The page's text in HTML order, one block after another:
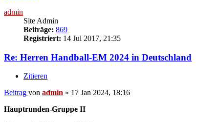
admin
Site Admin
Beiträge: 869
Registriert: 14 Jul 2017, 21:35
Re: Herren Handball-EM 2024 in Deutschland
Zitieren
Beitrag von admin » 17 Jan 2024, 18:16
Hauptrunden-Gruppe II